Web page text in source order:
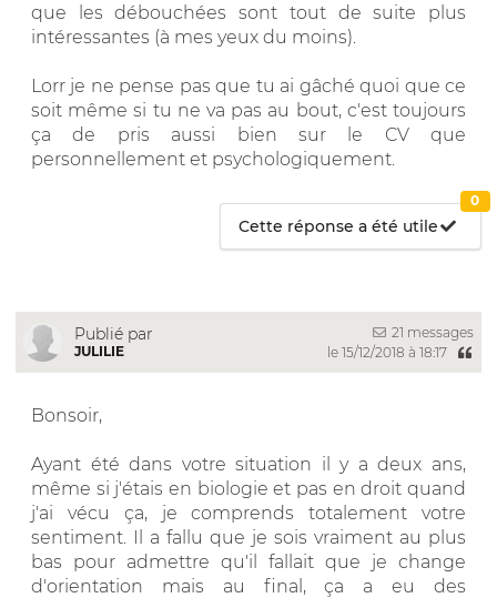
que les débouchées sont tout de suite plus
intéressantes (à mes yeux du moins).
Lorr je ne pense pas que tu ai gâché quoi que ce
soit même si tu ne va pas au bout, c'est toujours
ça de pris aussi bien sur le CV que
personnellement et psychologiquement.
Cette réponse a été utile
0
Publié par
JULILIE
21 messages
le 15/12/2018 à 18:17
Bonsoir,
Ayant été dans votre situation il y a deux ans,
même si j'étais en biologie et pas en droit quand
j'ai vécu ça, je comprends totalement votre
sentiment. Il a fallu que je sois vraiment au plus
bas pour admettre qu'il fallait que je change
d'orientation mais au final, ça a eu des